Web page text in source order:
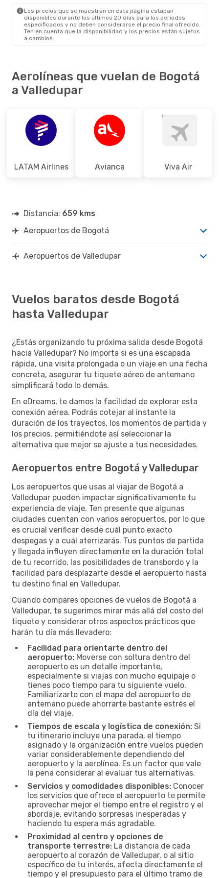
Los precios que se muestran en esta página estaban
disponibles durante los últimos 20 días para los periodos
especificados y no deben considerarse el precio final ofrecido.
Ten en cuenta que la disponibilidad y los precios están sujetos
a cambios.
Aerolíneas que vuelan de Bogotá
a Valledupar
LATAM Airlines Avianca Viva Air
Distancia: 659 kms
Aeropuertos de Bogotá
Aeropuertos de Valledupar
Vuelos baratos desde Bogotá
hasta Valledupar
¿Estás organizando tu próxima salida desde Bogotá
hacia Valledupar? No importa si es una escapada
rápida, una visita prolongada o un viaje en una fecha
concreta, asegurar tu tiquete aéreo de antemano
simplificará todo lo demás.
En eDreams, te damos la facilidad de explorar esta
conexión aérea. Podrás cotejar al instante la
duración de los trayectos, los momentos de partida y
los precios, permitiéndote así seleccionar la
alternativa que mejor se ajuste a tus necesidades.
Aeropuertos entre Bogotá y Valledupar
Los aeropuertos que usas al viajar de Bogotá a
Valledupar pueden impactar significativamente tu
experiencia de viaje. Ten presente que algunas
ciudades cuentan con varios aeropuertos, por lo que
es crucial verificar desde cuál punto exacto
despegas y a cuál aterrizarás. Tus puntos de partida
y llegada influyen directamente en la duración total
de tu recorrido, las posibilidades de transbordo y la
facilidad para desplazarte desde el aeropuerto hasta
tu destino final en Valledupar.
Cuando compares opciones de vuelos de Bogotá a
Valledupar, te sugerimos mirar más allá del costo del
tiquete y considerar otros aspectos prácticos que
harán tu día más llevadero:
Facilidad para orientarte dentro del
aeropuerto: Moverse con soltura dentro del
aeropuerto es un detalle importante,
especialmente si viajas con mucho equipaje o
tienes poco tiempo para tu siguiente vuelo.
Familiarizarte con el mapa del aeropuerto de
antemano puede ahorrarte bastante estrés el
día del viaje.
Tiempos de escala y logística de conexión: Si
tu itinerario incluye una parada, el tiempo
asignado y la organización entre vuelos pueden
variar considerablemente dependiendo del
aeropuerto y la aerolínea. Es un factor que vale
la pena considerar al evaluar tus alternativas.
Servicios y comodidades disponibles: Conocer
los servicios que ofrece el aeropuerto te permite
aprovechar mejor el tiempo entre el registro y el
abordaje, evitando sorpresas inesperadas y
haciendo tu espera más agradable.
Proximidad al centro y opciones de
transporte terrestre: La distancia de cada
aeropuerto al corazón de Valledupar, o al sitio
específico de tu interés, afecta directamente el
tiempo y el presupuesto para el último tramo de